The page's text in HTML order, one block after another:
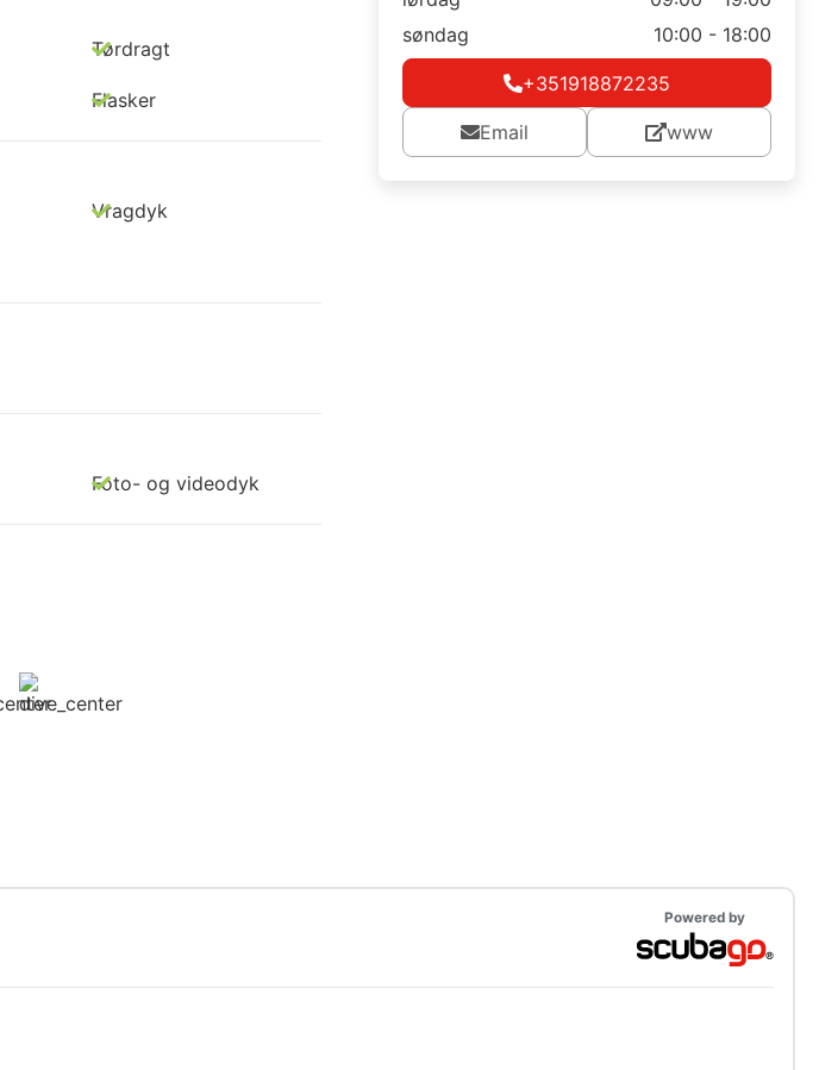
Tørdragt
Flasker
Vragdyk
Foto- og videodyk
søndag
10:00 - 18:00
+351918872235
Email www
Powered by